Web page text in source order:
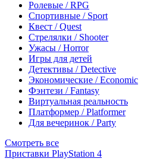
Ролевые / RPG
Спортивные / Sport
Квест / Quest
Стрелялки / Shooter
Ужасы / Horror
Игры для детей
Детективы / Detective
Экономические / Economic
Фэнтези / Fantasy
Виртуальная реальность
Платформер / Platformer
Для вечеринок / Party
Смотреть все
Приставки PlayStation 4